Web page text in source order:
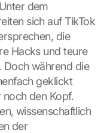
dem
sich auf TikTok
die
Hacks und teure
Doch während die
geklickt
den Kopf.
wissenschaftlich
der